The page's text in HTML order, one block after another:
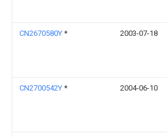
CN2670580Y * 2003-07-18
CN2700542Y * 2004-06-10